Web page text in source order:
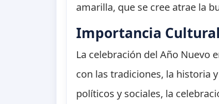
amarilla, que se cree atrae la
Importancia Cultural
La celebración del Año Nuevo
con las tradiciones, la historia
políticos y sociales, la